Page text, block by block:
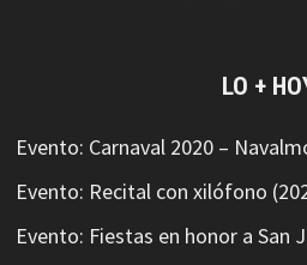
LO +
Evento: Carnaval 2020 –
Evento: Recital con xilófono
Evento: Fiestas en honor a